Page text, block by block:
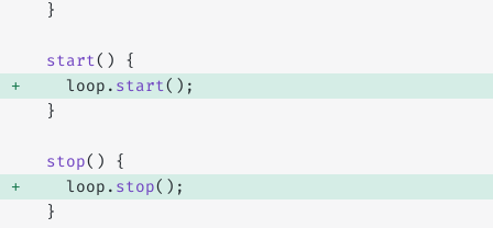
  }
  start
() {
    loop.
start();
  }
  stop
() {
    loop.
stop();
  }